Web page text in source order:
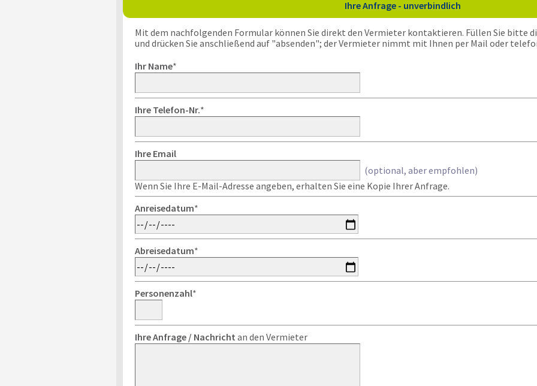
Ihre Anfrage - unverbindlich
Mit dem nachfolgenden Formular können Sie direkt den Vermieter kontaktieren. Füllen Sie bitte
und drücken Sie anschließend auf "absenden"; der Vermieter nimmt mit Ihnen per Mail oder
Ihr Name*
Ihre Telefon-Nr.*
Ihre Email
(optional, aber empfohlen)
Wenn Sie Ihre E-Mail-Adresse angeben, erhalten Sie eine Kopie Ihrer Anfrage.
Anreisedatum*
Abreisedatum*
Personenzahl*
Ihre Anfrage / Nachricht an den Vermieter